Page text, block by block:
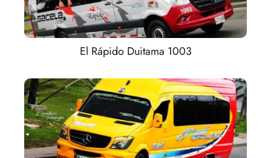
El Rápido Duitama 1003